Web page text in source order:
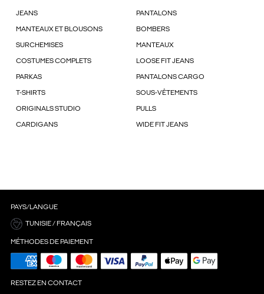
JEANS PANTALONS
MANTEAUX ET BLOUSONS BOMBERS
SURCHEMISES MANTEAUX
COSTUMES COMPLETS LOOSE FIT JEANS
PARKAS PANTALONS CARGO
T-SHIRTS SOUS-VÊTEMENTS
ORIGINALS STUDIO PULLS
CARDIGANS WIDE FIT JEANS
PAYS/LANGUE
TUNISIE / FRANÇAIS
MÉTHODES DE PAIEMENT
RESTEZ EN CONTACT